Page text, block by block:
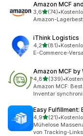
Amazon MCF
3,6von 5 Sternen
(74)
74 Rezensionen
•
Amazon-
iThink Logistics
4,2von 5 Sternen
(81)
81 Rezensionen
•
E-Commerce-
Amazon MCF by
4,8von 5 Sternen
(339)
339 Rezensionen
•
Amazon MCF:
Inventar
Easy Fulfillment:
4,9von 5 Sternen
(21)
21 Rezensionen
•
Mühelose
von Tracking-Links